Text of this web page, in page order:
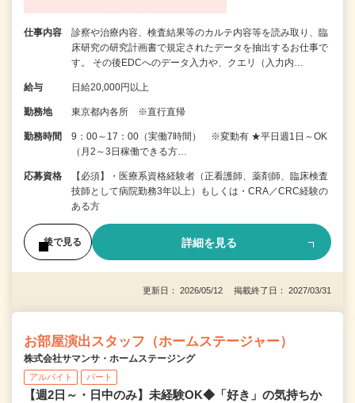
仕事内容
診察や治療内容、検査結果等のカルテ内容等を読み取り、臨
床研究の研究計画書で規定されたデータを抽出するお仕事で
す。 その後EDCへのデータ入力や、クエリ（入力内…
給与 日給20,000円以上
勤務地 東京都内各所 ※直行直帰
勤務時間
9：00～17：00（実働7時間） ※変動有 ★平日週1日～OK
（月2～3日稼働できる方…
応募資格
【必須】・医療系資格経験者（正看護師、薬剤師、臨床検査
技師として病院勤務3年以上）もしくは・CRA／CRC経験の
ある方
後で見る 詳細を見る
更新日： 2026/05/12 掲載終了日： 2027/03/31
お部屋演出スタッフ（ホームステージャー）
株式会社サマンサ・ホームステージング
アルバイト パート
【週2日～・日中のみ】未経験OK◆「好き」の気持ちか